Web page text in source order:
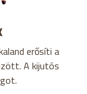
erősíti a
A kijutós